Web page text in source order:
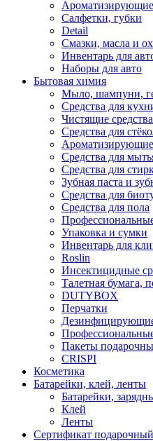
Ароматизирующие
Салфетки, губки
Detail
Смазки, масла и
Инвентарь для
Наборы для авто
Бытовая химия
Мыло, шампуни,
Средства для
Чистящие
Средства для
Ароматизирующие
Средства для
Средства для
Зубная паста и
Средства для
Средства для пола
Упаковка и сумки
Инвентарь для
Roslin
Инсектицидные
Талетная бумага,
DUTYBOX
Перчатки
Дезинфицирующие
Пакеты
CRISPI
Косметика
Батарейки, клей, ленты
Батарейки,
Клей
Ленты
Сертификат подарочный